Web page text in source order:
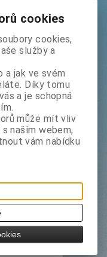
linerem.
cookies
cookies,
služby a
a jak ve svém
Díky tomu
a je schopná
může mít vliv
naším webem,
vám nabídku